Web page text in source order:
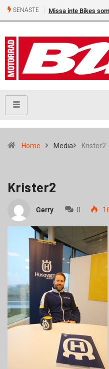
SENASTE Missa inte Bikes
Home Media Krister2
Krister2
Gerry 0